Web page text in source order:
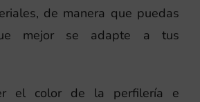
de manera que puedas
mejor se adapte a tus
el color de la perfilería e